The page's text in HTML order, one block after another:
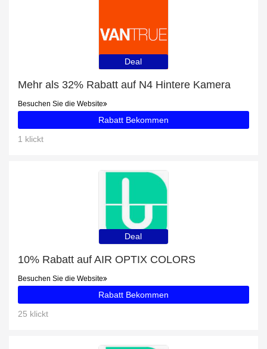
Deal
Mehr als 32% Rabatt auf N4 Hintere Kamera
Besuchen Sie die Website
Rabatt Bekommen
1 klickt
Deal
10% Rabatt auf AIR OPTIX COLORS
Besuchen Sie die Website
Rabatt Bekommen
25 klickt